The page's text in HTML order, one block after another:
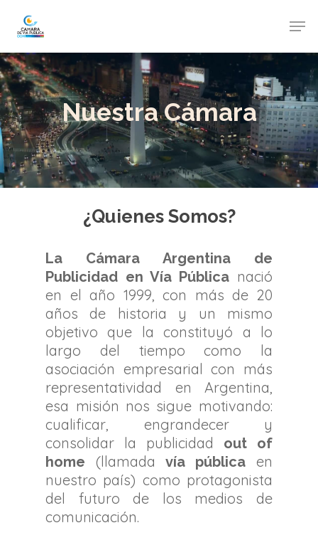
Nuestra Cámara
¿Quienes Somos?
La Cámara Argentina de
Publicidad en Vía Pública nació
en el año 1999, con más de 20
años de historia y un mismo
objetivo que la constituyó a lo
largo del tiempo como la
asociación empresarial con más
representatividad en Argentina,
esa misión nos sigue motivando:
cualificar, engrandecer y
consolidar la publicidad out of
home (llamada vía pública en
nuestro país) como protagonista
del futuro de los medios de
comunicación.